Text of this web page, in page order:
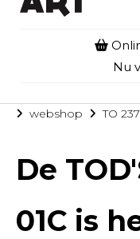
Nu
webshop TO
De
01C is